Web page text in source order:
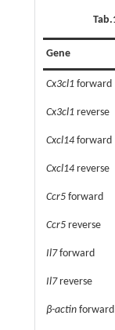
Gene
Cx3cl1 forward
Cx3cl1 reverse
Cxcl14 forward
Cxcl14 reverse
Ccr5 forward
Ccr5 reverse
Il7forward
Il7reverse
β-actin forward